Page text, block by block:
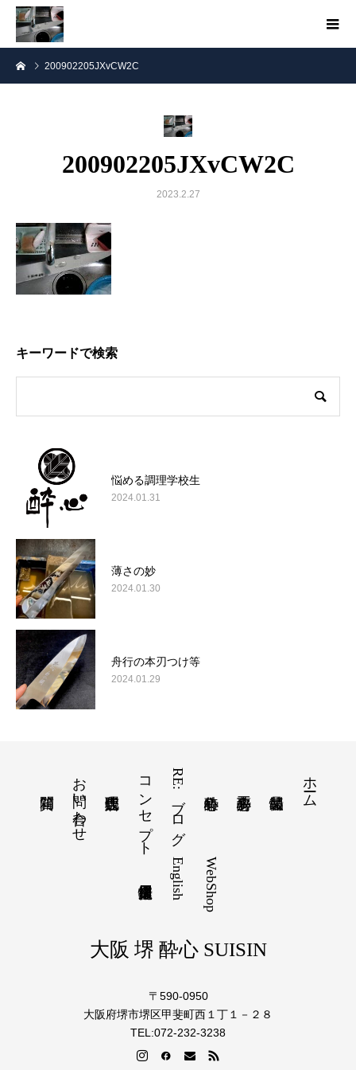
200902205JXvCW2C
200902205JXvCW2C
2023.2.27
キーワードで検索
悩める調理学校生
2024.01.31
薄さの妙
2024.01.30
舟行の本刃つけ等
2024.01.29
ホーム
RE:ブログ
コンセプト
お問い合わせ
WebShop
English
大阪 堺 酔心 SUISIN
〒590-0950
大阪府堺市堺区甲斐町西１丁１－２８
TEL:072-232-3238